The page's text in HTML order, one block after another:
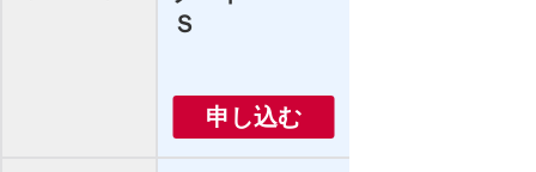
Ｓ
申し込む